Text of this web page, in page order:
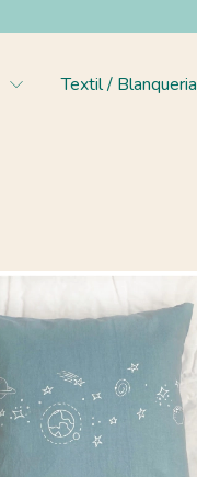
Textil / Blanqueria